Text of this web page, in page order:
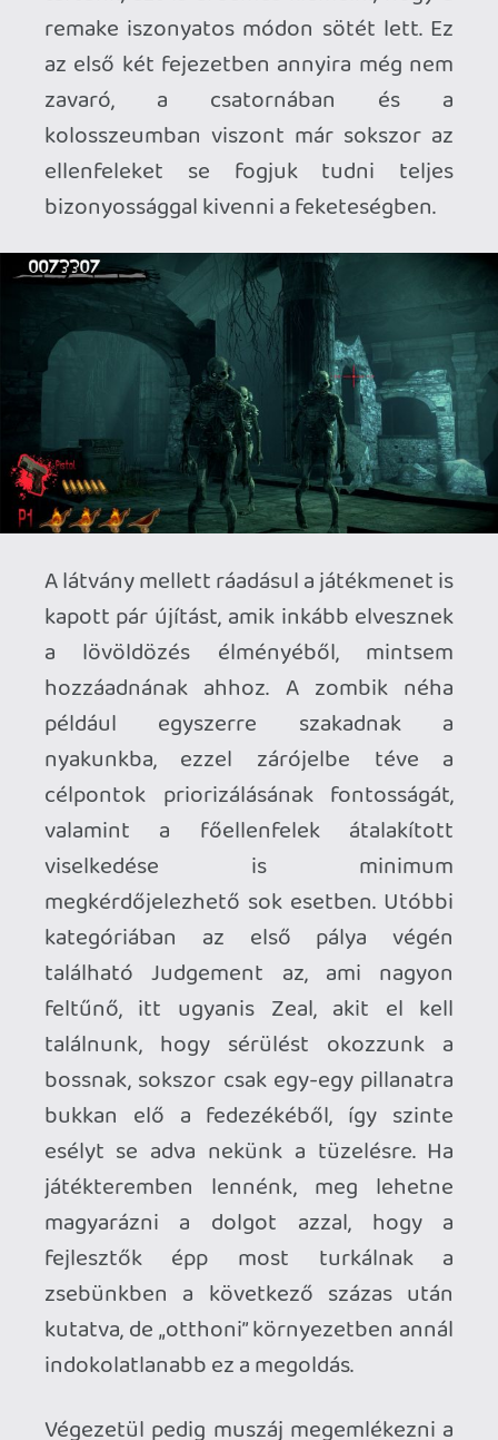
NPC-k megszólalásaiból szó szerint
minden érzelem vagy egyéniség hiányzik.
Na és aztán ott van még a játék
főgonosza, Goldman. Az ő szinkronja
eredetileg az „olyan rossz, hogy már jó”
kategóriába tartozott anno, ezt sikerült
feljavítaniuk a Forever Entertainment
már rossz” színvonalra, amiért szintén
nagy kár.
Röviden és tömören összefoglalva azt is
mondhatnánk, hogy a The House of the
Dead 2: Remake-nek egyszerűen nincs
lelke, hangozzon ez bármilyen giccsesen.
A grafika persze modernizálódott az
1998-as állapotokhoz képest, ahogy az is
tagadhatatlan, hogy a játékmenetnek
vannak erős pillanatai, de a program
minden egyéb aspektusán sajnos
érződik, hogy a fejlesztők nem értették
meg, mi tette ezt az IP-t naggyá a
játéktermek világában, és mi az, ami
miatt a mai napig oly sokan nosztalgikus
örömmel gondolnak vissza rá.
Ikonikus címeket sosem hálás feladat
felújítani, hiszen a régi, nagy elődhöz
piszok nehéz felérni, azonban ez nem
jelenti azt, hogy az ilyen vállalkozások
instant kudarcra lennének ítélve. Ha egy
csapat ismeri és tiszteli az alapanyagot,
valamint tudja, hogy annak mely részei
szorulnak újragondolásra, akkor simán
lerakhat egy olyan programot az
asztalra, amitől a legelvakultabb
rajongók is elégedetten csettintenek,
ahogy azt a Dead Space remake esete is
jól mutatja. Az új The House of the Dead
2-ből azonban sajnos hiányzik ez a fajta
odaadás és hozzáértés, épp ezért a játék
nehezen ajánlható bárkinek is.
Barátokkal karöltve egy rövid és
felejthető kooperatív lövöldének jó
azonban nem érdemes hozzá fűzni.